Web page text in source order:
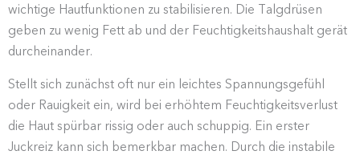
wichtige Hautfunk­tionen zu stabi­li­sieren. Die Talgdrüsen
geben zu wenig Fett ab und der Feuch­tig­keits­haushalt gerät
durcheinander.
Stellt sich zunächst oft nur ein leichtes Spannungs­gefühl
oder Rauigkeit ein, wird bei erhöhtem Feuch­tig­keits­verlust
die Haut spürbar rissig oder auch schuppig. Ein erster
Juckreiz kann sich bemerkbar machen. Durch die instabile